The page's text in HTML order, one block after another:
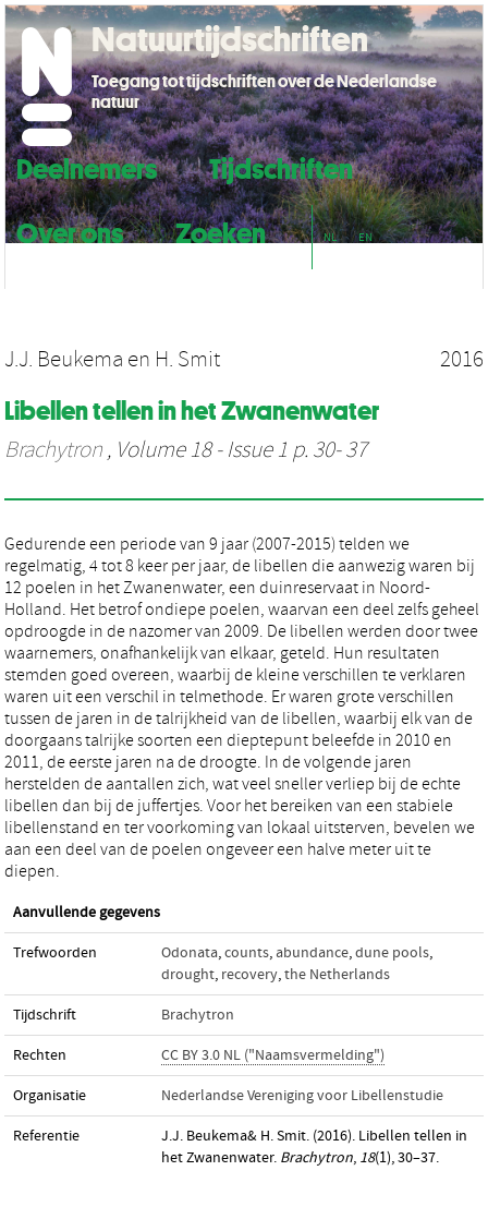
Deelnemers
Tijdschriften
Over ons
Zoeken NL EN
Natuurtijdschriften
Toegang tot tijdschriften over de Nederlandse
natuur
J.J. Beukema en H. Smit 2016
Libellen tellen in het Zwanenwater
Brachytron , Volume 18 - Issue 1 p. 30- 37
Gedurende een periode van 9 jaar (2007-2015) telden we
regelmatig, 4 tot 8 keer per jaar, de libellen die aanwezig waren bij
12 poelen in het Zwanenwater, een duinreservaat in Noord-
Holland. Het betrof ondiepe poelen, waarvan een deel zelfs geheel
opdroogde in de nazomer van 2009. De libellen werden door twee
waarnemers, onafhankelijk van elkaar, geteld. Hun resultaten
stemden goed overeen, waarbij de kleine verschillen te verklaren
waren uit een verschil in telmethode. Er waren grote verschillen
tussen de jaren in de talrijkheid van de libellen, waarbij elk van de
doorgaans talrijke soorten een dieptepunt beleefde in 2010 en
2011, de eerste jaren na de droogte. In de volgende jaren
herstelden de aantallen zich, wat veel sneller verliep bij de echte
libellen dan bij de juffertjes. Voor het bereiken van een stabiele
libellenstand en ter voorkoming van lokaal uitsterven, bevelen we
aan een deel van de poelen ongeveer een halve meter uit te
diepen.
Aanvullende gegevens
Trefwoorden Odonata,counts, abundance,dune pools,
drought, recovery,the Netherlands
Tijdschrift Brachytron
Rechten CC BY 3.0 NL ("Naamsvermelding")
Organisatie Nederlandse Vereniging voor Libellenstudie
Referentie
J.J. Beukema& H. Smit. (2016). Libellen tellen in
het Zwanenwater. Brachytron, 18(1), 30–37.